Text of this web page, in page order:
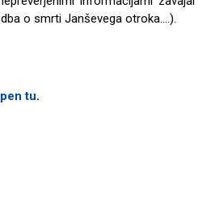
o smrti Janševega otroka….).
tu.